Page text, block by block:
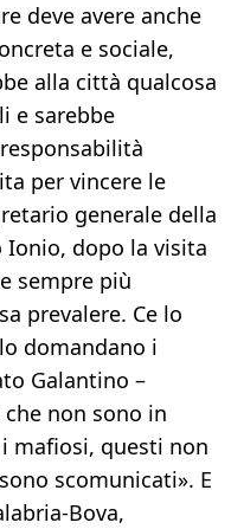
deve avere anche
e sociale,
alla città qualcosa
e sarebbe
per vincere le
generale della
Ionio, dopo la visita
sempre più
prevalere. Ce lo
domandano i
Galantino –
non sono in
mafiosi, questi non
scomunicati». E
Bova,